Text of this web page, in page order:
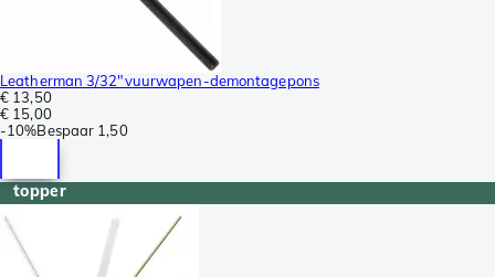
Leatherman 3/32"vuurwapen-demontagepons
€ 13,50
€ 15,00
-10%Bespaar 1,50
topper